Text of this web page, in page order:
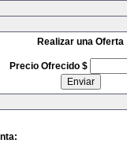
Realizar una Oferta
Precio Ofrecido $